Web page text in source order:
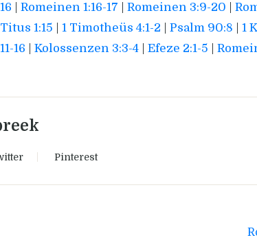
Romeinen 1:16-17 Romeinen 3:9-20
Titus 1:15 1 Timotheüs 4:1-2 Psalm 90:8 1
16
Kolossenzen 3:3-4 Efeze 2:1-5
Pinterest